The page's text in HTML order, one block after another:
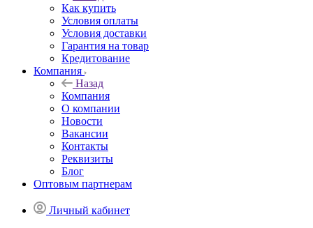
Как купить
Условия оплаты
Условия доставки
Гарантия на товар
Кредитование
Компания
Назад
Компания
О компании
Новости
Вакансии
Контакты
Реквизиты
Блог
Оптовым партнерам
Личный кабинет